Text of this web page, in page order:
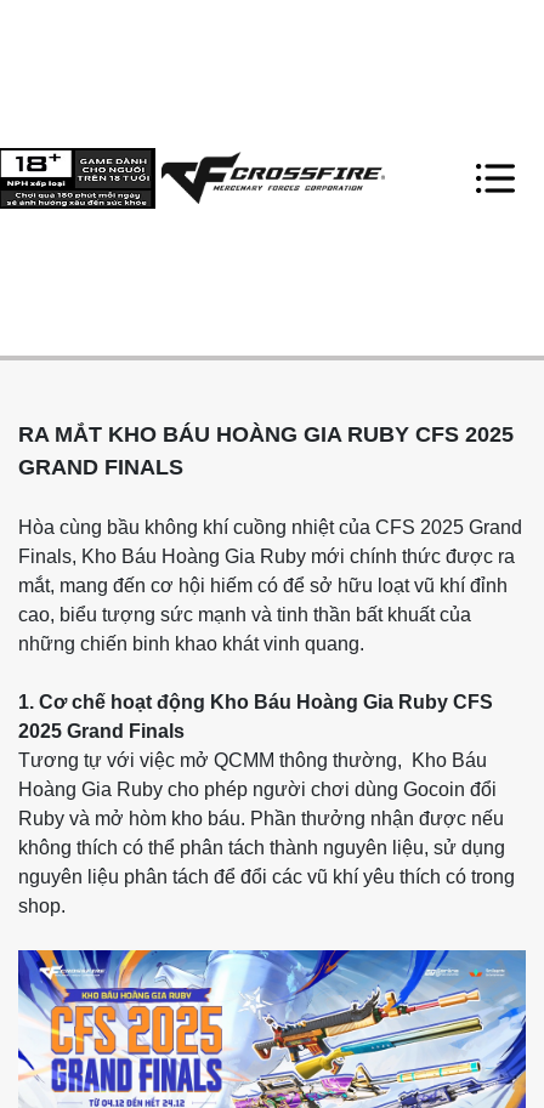
RA MẮT KHO BÁU HOÀNG GIA RUBY CFS 2025
GRAND FINALS
Hòa cùng bầu không khí cuồng nhiệt của CFS 2025 Grand
Finals, Kho Báu Hoàng Gia Ruby mới chính thức được ra
mắt, mang đến cơ hội hiếm có để sở hữu loạt vũ khí đỉnh
cao, biểu tượng sức mạnh và tinh thần bất khuất của
những chiến binh khao khát vinh quang.
1. Cơ chế hoạt động Kho Báu Hoàng Gia Ruby CFS
2025 Grand Finals
Tương tự với việc mở QCMM thông thường, Kho Báu
Hoàng Gia Ruby cho phép người chơi dùng Gocoin đổi
Ruby và mở hòm kho báu. Phần thưởng nhận được nếu
không thích có thể phân tách thành nguyên liệu, sử dụng
nguyên liệu phân tách để đổi các vũ khí yêu thích có trong
shop.